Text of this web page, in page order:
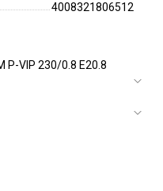
4008321806512
P-VIP 230/0.8 E20.8